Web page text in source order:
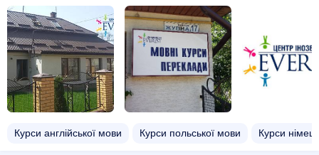
Курси англійської мови Курси польської мови Курси